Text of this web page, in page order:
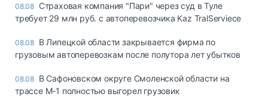
08.08 Страховая компания "Пари" через суд в Туле
требует 29 млн руб. с автоперевозчика Kaz TralServiece
08.08 В Липецкой области закрывается фирма по
грузовым автоперевозкам после полутора лет убытков
08.08 В Сафоновском округе Смоленской области на
трассе М-1 полностью выгорел грузовик